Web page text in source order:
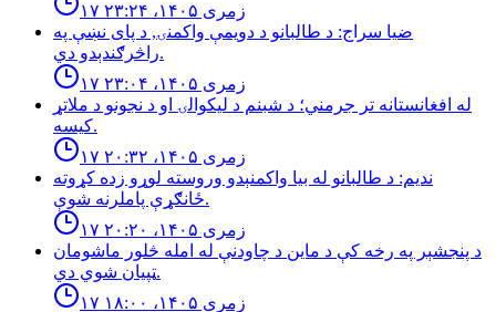
۱۷ زمری ۱۴۰۵، ۲۳:۲۴
ضيا سراج: د طالبانو د دويمې واكمنۍ, د پاى نښې په
راڅرګندېدو دي.
۱۷ زمری ۱۴۰۵، ۲۳:۰۴
له افغانستانه تر جرمني؛ د شبنم د ليكوالۍ او د نجونو د ملاتړ
كيسه.
۱۷ زمری ۱۴۰۵، ۲۰:۳۲
نديم: د طالبانو له بيا واكمنېدو وروسته لوړو زده كړوته
ځانګړې پاملرنه شوې.
۱۷ زمری ۱۴۰۵، ۲۰:۲۰
د پنجشېر په رخه کې د ماین د چاودنې له امله څلور ماشومان
ټپیان شوي دي.
۱۷ زمری ۱۴۰۵، ۱۸:۰۰